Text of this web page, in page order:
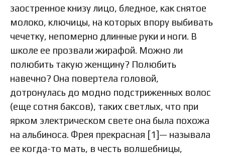
заостренное книзу лицо, бледное, как снятое
молоко, ключицы, на которых впору выбивать
чечетку, непомерно длинные руки и ноги. В
школе ее прозвали жирафой. Можно ли
полюбить такую женщину? Полюбить
навечно? Она повертела головой,
дотронулась до модно подстриженных волос
(еще сотня баксов), таких светлых, что при
ярком электрическом свете она была похожа
на альбиноса. Фрея прекрасная [1]— называла
ее когда-то мать, в честь волшебницы,